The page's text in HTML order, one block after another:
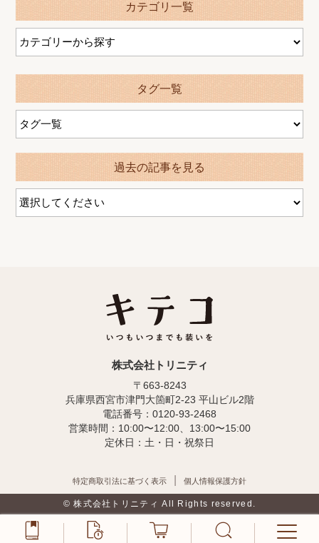
カテゴリ一覧
タグ一覧
過去の記事を見る
株式会社トリニティ
〒663-8243
兵庫県西宮市津門大箇町2-23 平山ビル2階
電話番号：0120-93-2468
営業時間：10:00〜12:00、13:00〜15:00
定休日：土・日・祝祭日
特定商取引法に基づく表示 個人情報保護方針
© 株式会社トリニティ All Rights reserved.